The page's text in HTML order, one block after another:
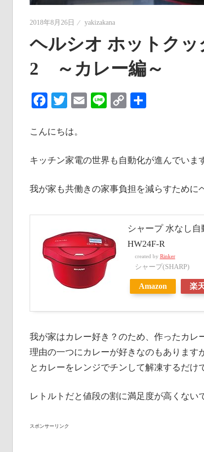
2018年8月26日 yakizakana
ヘルシオ ホットク
2 ～カレー編～
Facebook
TwitterEmailLineCopy
こんにちは。
キッチン家電の世界も自動化が進んでいま
我が家も共働きの家事負担を減らすために
シャープ 水なし
HW24F-R
created by Rinker
シャープ(SHARP)
Amazon 楽
我が家はカレー好き？のため、作ったカレ
理由の一つにカレーが好きなのもありま
とカレーをレンジでチンして解凍するだけ
レトルトだと値段の割に満足度が高くない
スポンサーリンク